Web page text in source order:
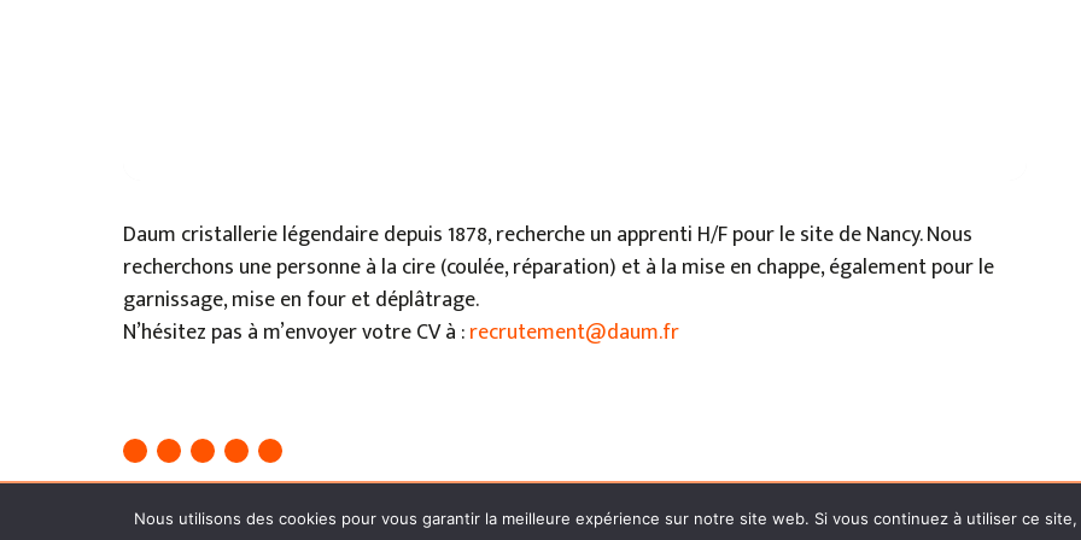
Daum cristallerie légendaire depuis 1878, recherche un apprenti H/F pour le site de Nancy. Nous
recherchons une personne à la cire (coulée, réparation) et à la mise en chappe, également pour le
garnissage, mise en four et déplâtrage.
N’hésitez pas à m’envoyer votre CV à :recrutement@daum.fr
Mentions légales●Politique de confidentialité●Conditions générales de publication● Droits
Nous utilisons des cookies pour vous garantir la meilleure expérience sur notre site web. Si vous continuez à utiliser ce